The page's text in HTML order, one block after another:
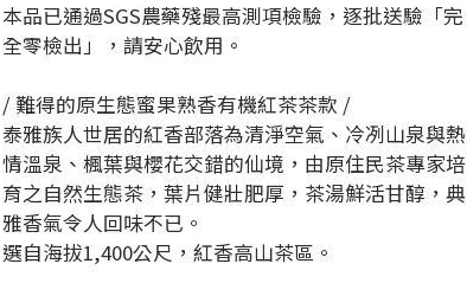
本品已通過SGS農藥殘最高測項檢驗，逐批送驗「完
全零檢出」，請安心飲用。
/ 難得的原生態蜜果熟香有機紅茶茶款 /
泰雅族人世居的紅香部落為清淨空氣、冷冽山泉與熱
情溫泉、楓葉與櫻花交錯的仙境，由原住民茶專家培
育之自然生態茶，葉片健壯肥厚，茶湯鮮活甘醇，典
雅香氣令人回味不已。
選自海拔1,400公尺，紅香高山茶區。